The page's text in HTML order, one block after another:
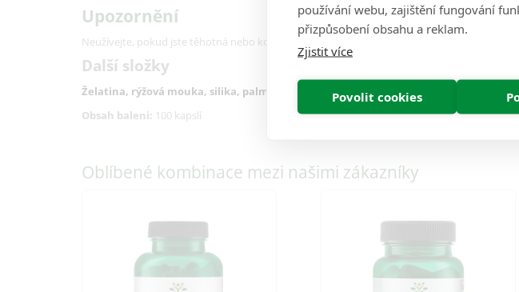
používání webu, zajištění fungování
přizpůsobení obsahu a reklam.
Zjistit více
Povolit cookies
Upozornění
Neužívejte, pokud jste těhotná nebo kojíte.
Další složky
Želatina, rýžová mouka, silika, palmitát vápenatý.
Obsah baleni: 100 kapslí
Oblíbené kombinace mezi našimi zákazníky